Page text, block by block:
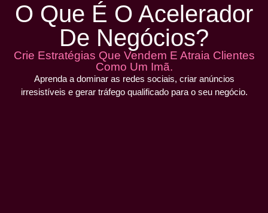
O Que É O Acelerador
De Negócios?
Crie Estratégias Que Vendem E Atraia Clientes
Como Um Imã.
Aprenda a dominar as redes sociais, criar anúncios
irresistíveis e gerar tráfego qualificado para o seu negócio.